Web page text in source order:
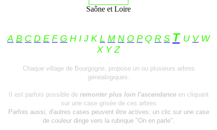
Saône et Loire
A B C D E F G H I J K L M N O PQ R S T U VW
X Y Z
Chaque village de Bourgogne, propose un ou plusieurs arbres
généalogiques.
II est parfois possible de remonter plus loin l'ascendance en cliquant
sur une case grisée de ces arbres
Parfois aussi, d'autres cases peuvent être actives: un clic sur une case
de couleur dirige vers la rubrique "On en parle".